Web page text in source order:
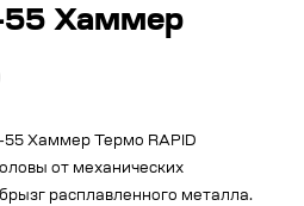
Хаммер
Хаммер Термо RAPID
от механических
расплавленного металла.